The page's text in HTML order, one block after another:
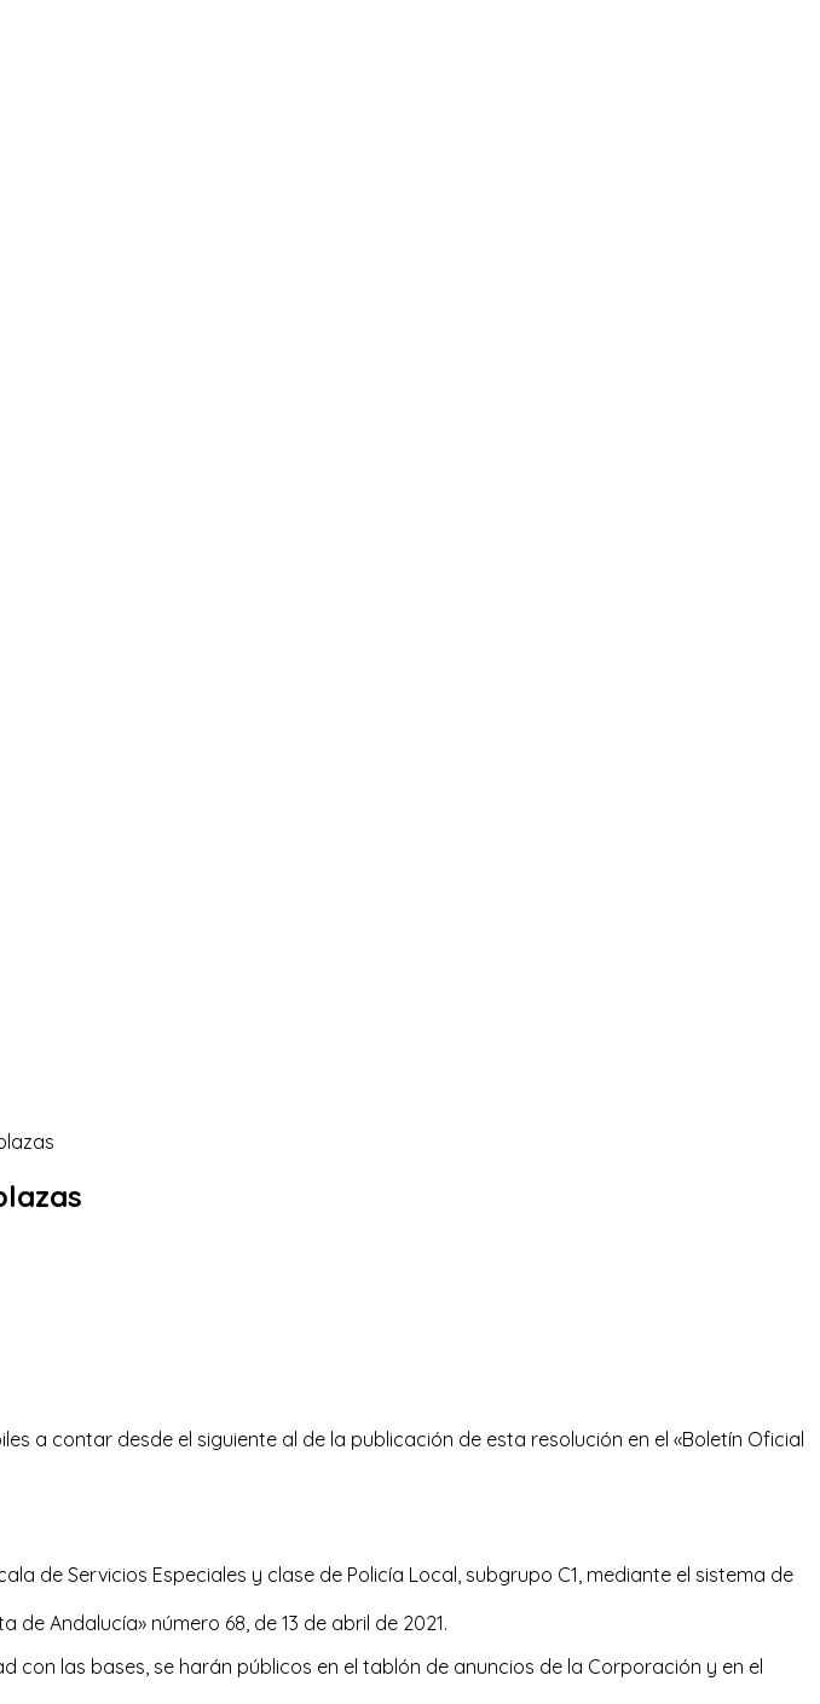
a contar desde el siguiente al de la publicación de esta resolución en el «Boletín Oficial
de Servicios Especiales y clase de Policía Local, subgrupo C1, mediante el sistema de
Andalucía» número 68, de 13 de abril de 2021.
las bases, se harán públicos en el tablón de anuncios de la Corporación y en el